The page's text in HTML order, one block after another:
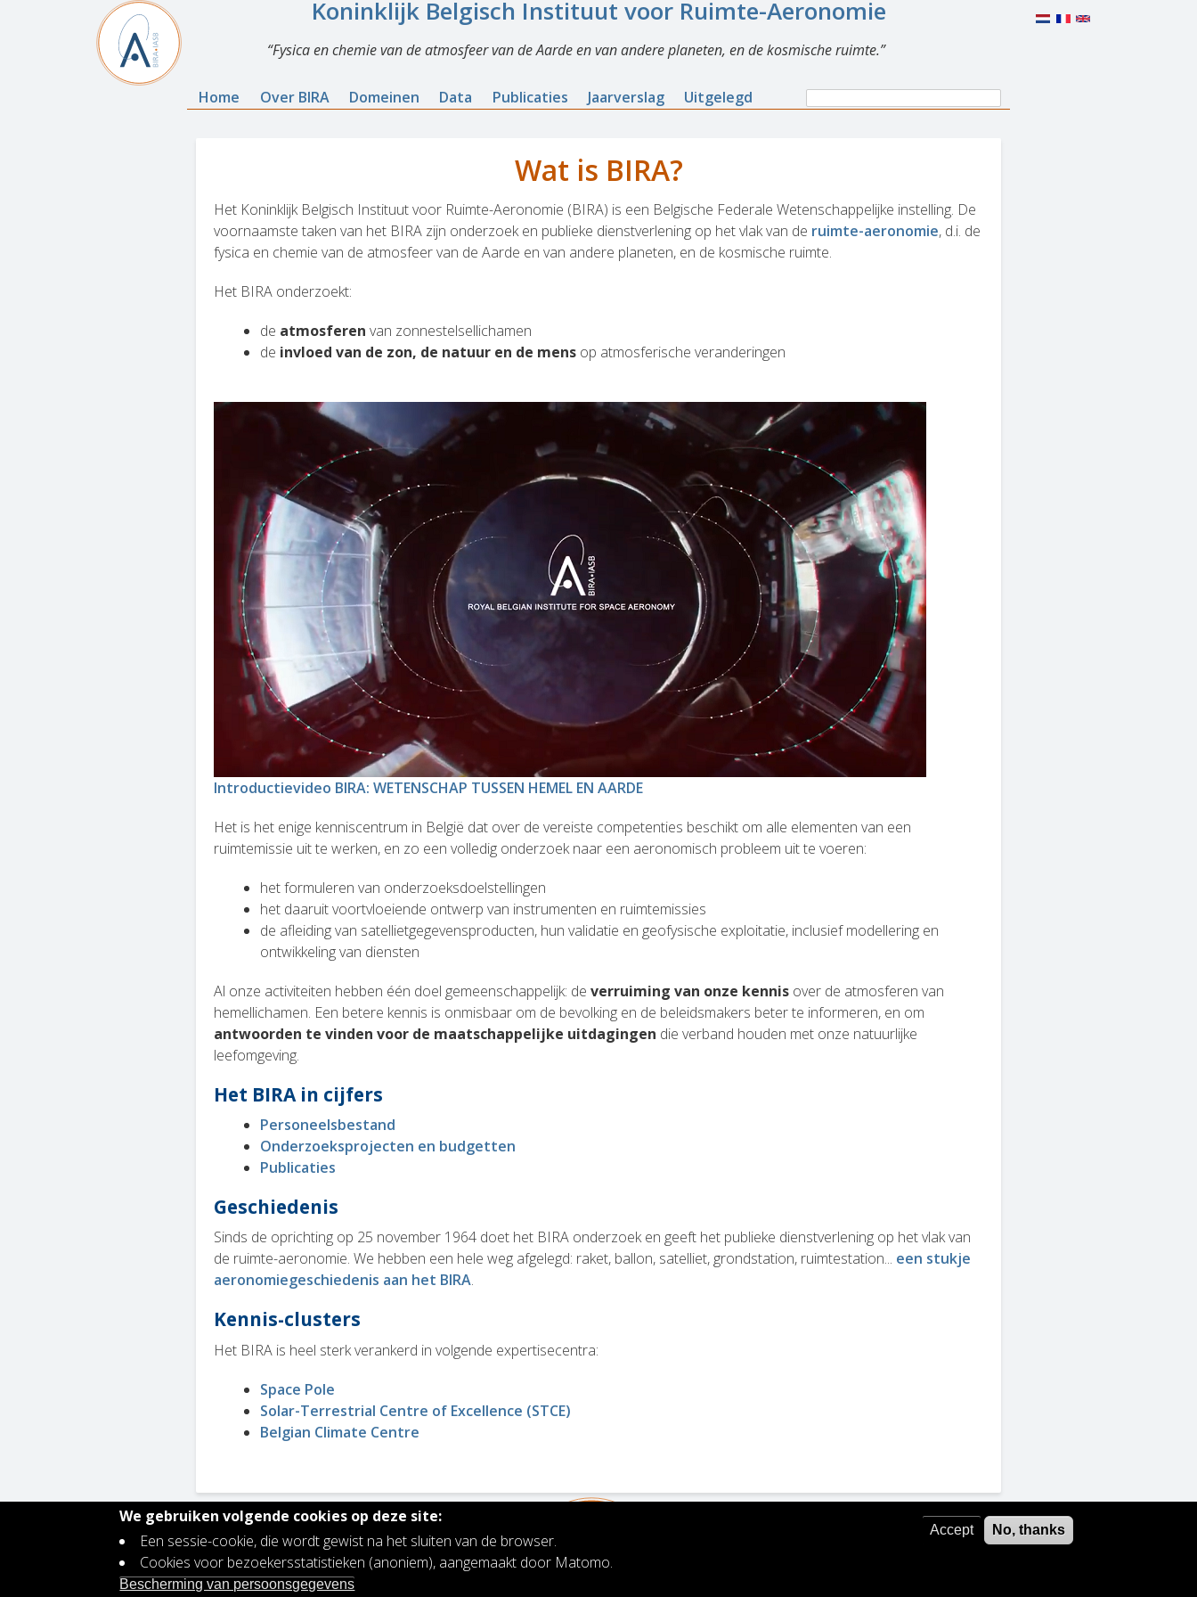
Koninklijk Belgisch Instituut voor Ruimte-Aeronomie
Fysica en chemie van de atmosfeer van de Aarde en van andere planeten, en de kosmische ruimte.
Home Over BIRA Domeinen Data Publicaties Jaarverslag Uitgelegd
Search
Search
Wat is BIRA?
Het Koninklijk Belgisch Instituut voor Ruimte-Aeronomie (BIRA) is een Belgische Federale Wetenschappelijke instelling. De
voornaamste taken van het BIRA zijn onderzoek en publieke dienstverlening op het vlak van de ruimte-aeronomie, d.i. de
fysica en chemie van de atmosfeer van de Aarde en van andere planeten, en de kosmische ruimte.
Het BIRA onderzoekt:
de atmosferen van zonnestelsellichamen
de invloed van de zon, de natuur en de mens op atmosferische veranderingen
Introductievideo BIRA: WETENSCHAP TUSSEN HEMEL EN AARDE
Het is het enige kenniscentrum in België dat over de vereiste competenties beschikt om alle elementen van een
ruimtemissie uit te werken, en zo een volledig onderzoek naar een aeronomisch probleem uit te voeren:
het formuleren van onderzoeksdoelstellingen
het daaruit voortvloeiende ontwerp van instrumenten en ruimtemissies
de afleiding van satellietgegevensproducten, hun validatie en geofysische exploitatie, inclusief modellering en
ontwikkeling van diensten
Al onze activiteiten hebben één doel gemeenschappelijk: de verruiming van onze kennis over de atmosferen van
hemellichamen. Een betere kennis is onmisbaar om de bevolking en de beleidsmakers beter te informeren, en om
antwoorden te vinden voor de maatschappelijke uitdagingen die verband houden met onze natuurlijke
leefomgeving.
Het BIRA in cijfers
Personeelsbestand
Onderzoeksprojecten en budgetten
Publicaties
Geschiedenis
Sinds de oprichting op 25 november 1964 doet het BIRA onderzoek en geeft het publieke dienstverlening op het vlak van
de ruimte-aeronomie. We hebben een hele weg afgelegd: raket, ballon, satelliet, grondstation, ruimtestation... een stukje
aeronomiegeschiedenis aan het BIRA.
Kennis-clusters
Het BIRA is heel sterk verankerd in volgende expertisecentra:
Space Pole
Solar-Terrestrial Centre of Excellence (STCE)
Belgian Climate Centre
Footer
Contact
Vacatures
We gebruiken volgende cookies op deze site:
Een sessie-cookie, die wordt gewist na het sluiten van de browser.
Cookies voor bezoekersstatistieken (anoniem), aangemaakt door Matomo.
Bescherming van persoonsgegevens
Accept No, thanks